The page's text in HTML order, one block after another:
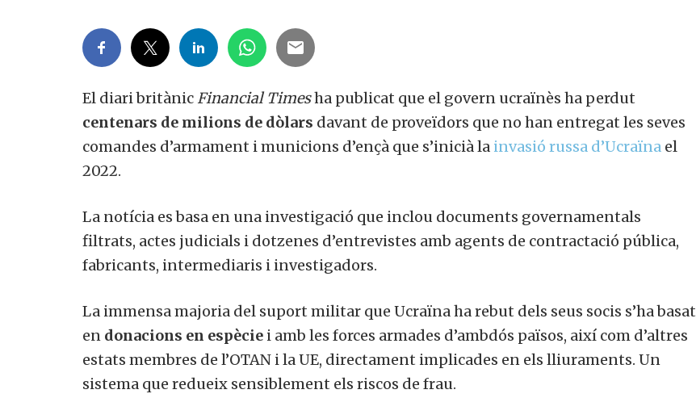
El diari britànic Financial Timesha publicat que el govern ucraïnès ha perdut
centenars de milions de dòlars davant de proveïdors que no han entregat les seves
comandes d’armament i municions d’ençà que s’inicià la invasió russa d’Ucraïna el
2022.
La notícia es basa en una investigació que inclou documents governamentals
filtrats, actes judicials i dotzenes d’entrevistes amb agents de contractació pública,
fabricants, intermediaris i investigadors.
La immensa majoria del suport militar que Ucraïna ha rebut dels seus socis s’ha basat
en donacions en espècie i amb les forces armades d’ambdós països, així com d’altres
estats membres de l’OTAN i la UE, directament implicades en els lliuraments. Un
sistema que redueix sensiblement els riscos de frau.